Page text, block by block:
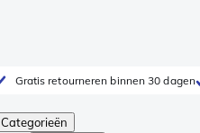
Gratis retourneren binnen 30 dagen
Categorieën